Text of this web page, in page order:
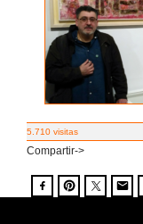
5.710 visitas
Compartir->